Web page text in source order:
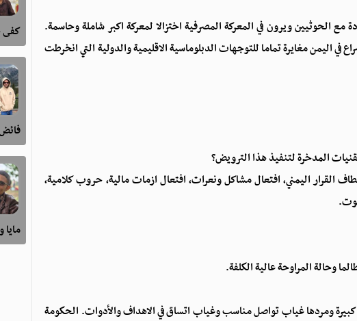
الحوثيين ويرون في المعركة المصرفية اختزالا لمعركة اكبر شاملة وحاسمة.
اليمن مغايرة تماما للتوجهات الدبلوماسية الاقليمية والدولية التي انخرطت
المدخرة لتنفيذ هذا الترويض؟
القرار اليمني، افتعال مشاكل ونعرات، افتعال ازمات مالية، حروب كلامية،
وحالة المراوحة عالية الكلفة.
كبيرة ومردها غياب تواصل مناسب وغياب اتساق في الاهداف والأدوات. الحكومة
كفى
مايا